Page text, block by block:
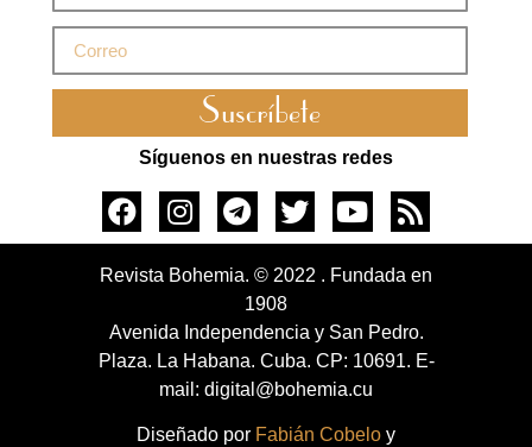
Suscríbete
Síguenos en nuestras redes
Revista Bohemia. © 2022 . Fundada en
1908
Avenida Independencia y San Pedro.
Plaza. La Habana. Cuba. CP: 10691. E-
mail: digital@bohemia.cu
Diseñado por Fabián Cobelo y